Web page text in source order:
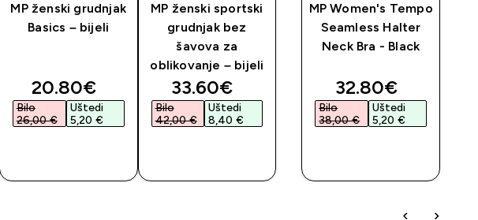
MP ženski grudnjak
Basics – bijeli
discounted price
20.80€‎
Bilo
26,00 €‎
Uštedi
5,20 €‎
MP ženski sportski
grudnjak bez
šavova za
oblikovanje – bijeli
discounted price
33.60€‎
Bilo
42,00 €‎
Uštedi
8,40 €‎
MP Women's Tempo
Seamless Halter
Neck Bra - Black
discounted price
32.80€‎
Bilo
38,00 €‎
Uštedi
5,20 €‎